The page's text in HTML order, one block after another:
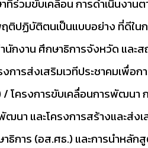
ที่ร่วมขับเคลื่อน การดำเนินงา
ติปฏิบัติตนเป็นแบบอย่าง ที่ดีใ
กงาน ศึกษาธิการจังหวัด แล
การส่งเสริมเวทีประชาคมเพื่
โครงการขับเคลื่อนการพัฒน
นา และโครงการสร้างและส่
การ (อส.ศธ.) และการนำหลั